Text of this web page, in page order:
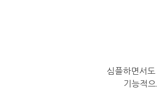
심플하면서
기능적